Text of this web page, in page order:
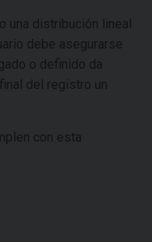
una distribución lineal
debe asegurarse
o definido da
del registro un
con esta